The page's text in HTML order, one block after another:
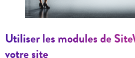
Utiliser les modules de
votre site